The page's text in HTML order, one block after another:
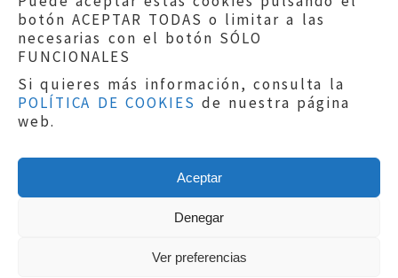
botón ACEPTAR TODAS o limitar a las
necesarias con el botón SÓLO
FUNCIONALES
Si quieres más información, consulta la
POLÍTICA DE COOKIES de nuestra página
web.
Aceptar
Denegar
Ver preferencias
Aviso legal|Política de privacidad|
Protección de Datos
Política de cookies
Copyright © 2019El Justicia de Aragón|
Sephor Consulting